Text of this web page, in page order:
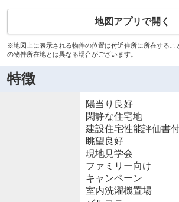
地図アプリで開く
※地図上に表示される物件の位置は付近住所に所在するこ
の物件所在地とは異なる場合がございます。
特徴
陽当り良好
閑静な住宅地
建設住宅性能評価書
眺望良好
現地見学会
ファミリー向け
キャンペーン
室内洗濯機置場